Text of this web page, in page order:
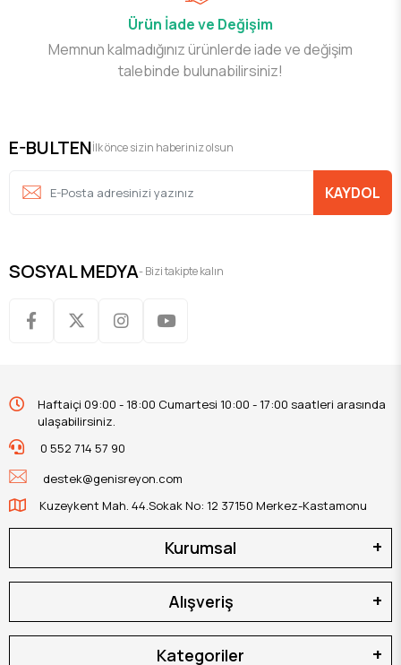
Ürün İade ve Değişim
Memnun kalmadığınız ürünlerde iade ve değişim
talebinde bulunabilirsiniz!
E-BULTENİlk önce sizin haberiniz olsun
KAYDOL
SOSYAL MEDYA- Bizi takipte kalın
Haftaiçi 09:00 - 18:00 Cumartesi 10:00 - 17:00 saatleri arasında
ulaşabilirsiniz.
0 552 714 57 90
destek@genisreyon.com
Kuzeykent Mah. 44.Sokak No: 12 37150 Merkez-Kastamonu
Kurumsal
Alışveriş
Kategoriler